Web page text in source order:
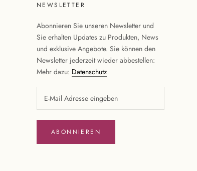
NEWSLETTER
Abonnieren Sie unseren Newsletter und
Sie erhalten Updates zu Produkten, News
und exklusive Angebote. Sie können den
Newsletter jederzeit wieder abbestellen:
Mehr dazu: Datenschutz
ABONNIEREN